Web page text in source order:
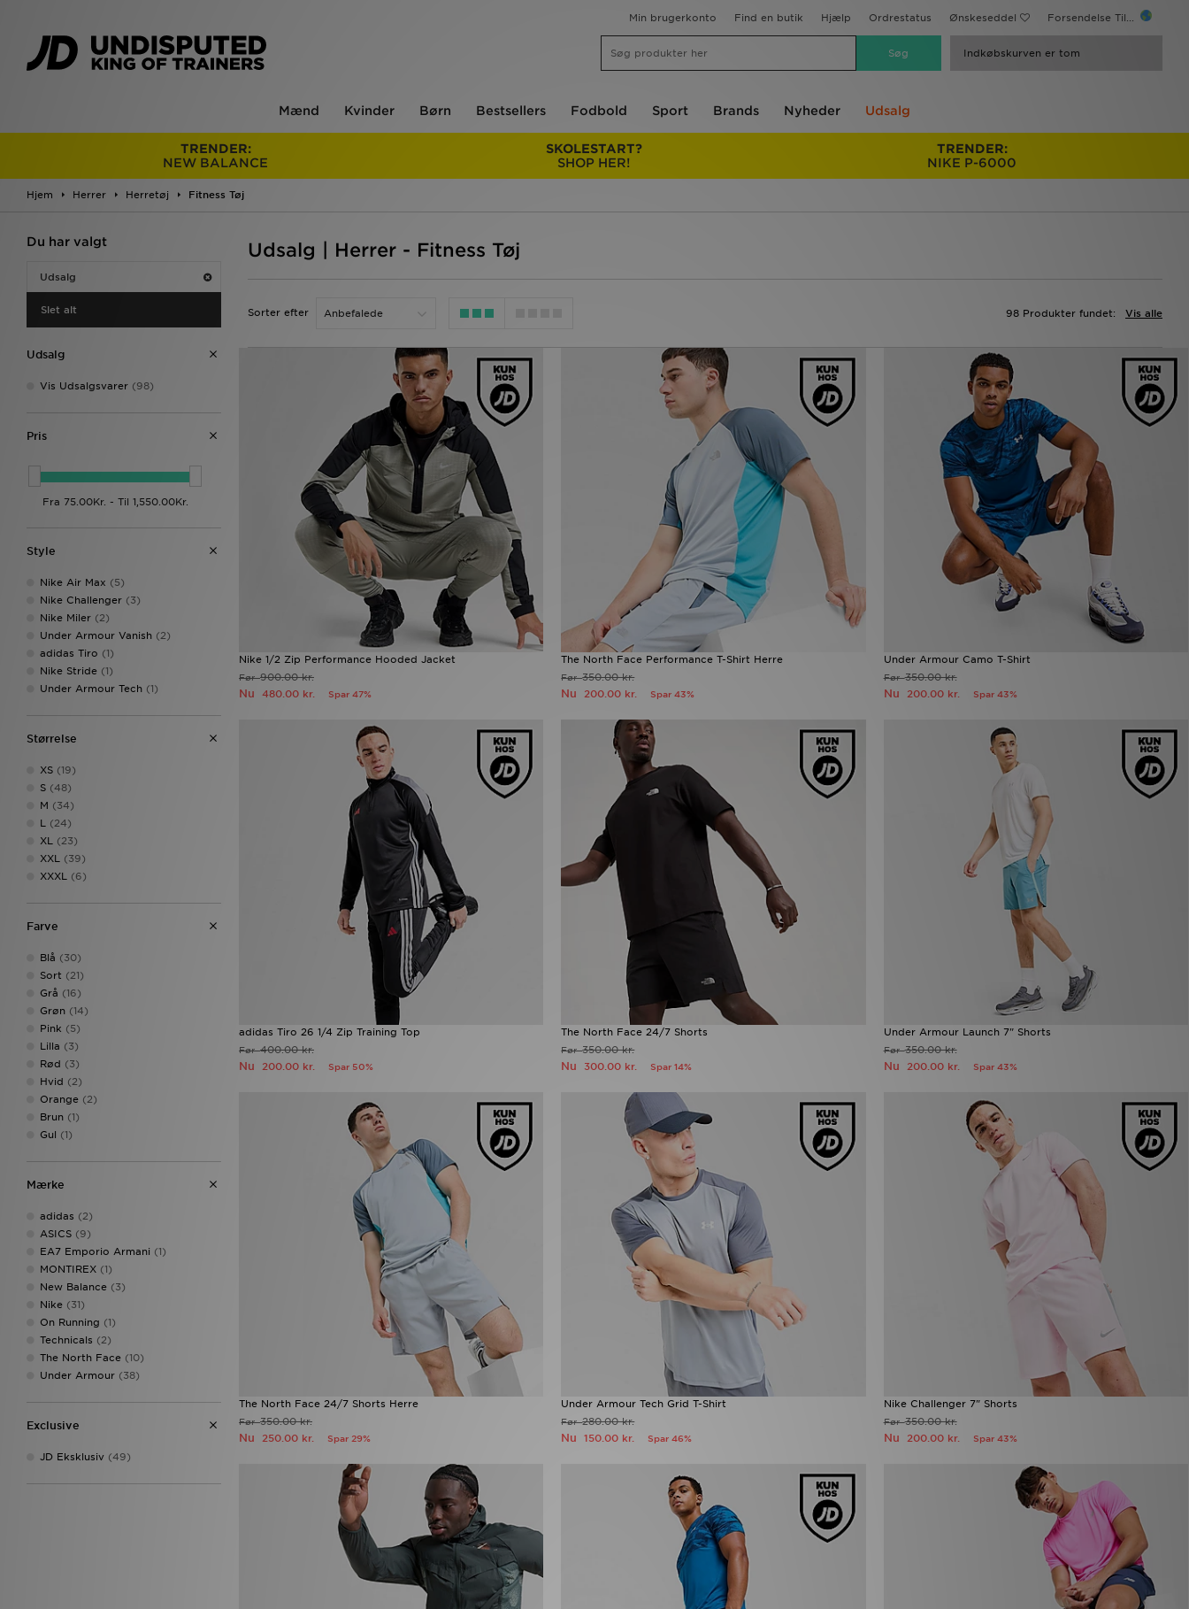
Min brugerkonto Find en butik Hjælp Ordrestatus Ønskeseddel Forsendelse Til...
Indkøbskurven er tom
Mænd Kvinder Børn Bestsellers Fodbold Sport Brands Nyheder Udsalg
TRENDER:
NEW BALANCE
SKOLESTART?
SHOP HER!
TRENDER:
NIKE P-6000
Hjem Herrer Herretøj Fitness Tøj
Du har valgt
Udsalg
Slet alt
Udsalg
Vis Udsalgsvarer (98)
Pris
Style
Nike Air Max (5)
Nike Challenger (3)
Nike Miler (2)
Under Armour Vanish (2)
adidas Tiro (1)
Nike Stride (1)
Under Armour Tech (1)
Størrelse
XS (19)
S (48)
M (34)
L
(24)
XL
(23)
XXL
(39)
XXXL
(6)
Farve
Blå (30)
Sort (21)
Grå (16)
Grøn (14)
Pink (5)
Lilla (3)
Rød (3)
Hvid (2)
Orange (2)
Brun (1)
Gul (1)
Mærke
adidas (2)
ASICS (9)
EA7 Emporio Armani (1)
MONTIREX (1)
New Balance (3)
Nike (31)
On Running (1)
Technicals (2)
The North Face (10)
Under Armour (38)
Exclusive
JD Eksklusiv (49)
Udsalg | Herrer - Fitness Tøj
Sorter efter Vis alle
98 Produkter fundet:
Nike 1/2 Zip Performance Hooded Jacket
Før900.00 kr.
Nu 480.00 kr. Spar 47%
The North Face Performance T-Shirt Herre
Før350.00 kr.
Nu200.00 kr. Spar 43%
Under Armour Camo T-Shirt
Før350.00 kr.
Nu 200.00 kr. Spar 43%
adidas Tiro 26 1/4 Zip Training Top
Før400.00 kr.
Nu 200.00 kr. Spar 50%
The North Face 24/7 Shorts
Før350.00 kr.
Nu 300.00 kr. Spar 14%
Under Armour Launch 7" Shorts
Før350.00 kr.
Nu 200.00 kr. Spar 43%
The North Face 24/7 Shorts Herre
Før350.00 kr.
Nu 250.00 kr. Spar 29%
Under Armour Tech Grid T-Shirt
Før280.00 kr.
Nu150.00 kr. Spar 46%
Nike Challenger 7" Shorts
Før350.00 kr.
Nu 200.00 kr. Spar 43%